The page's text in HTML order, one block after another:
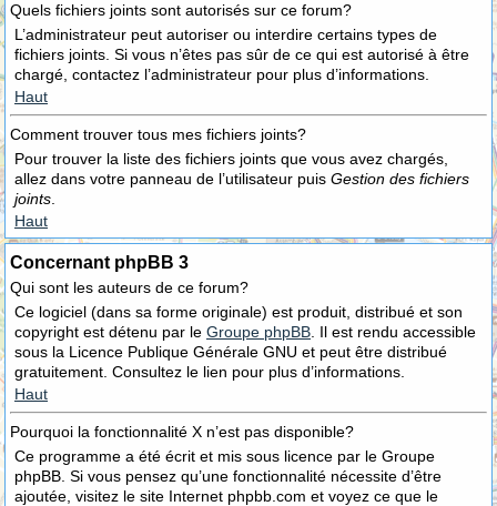
Quels fichiers joints sont autorisés sur ce forum?
L’administrateur peut autoriser ou interdire certains types de
fichiers joints. Si vous n’êtes pas sûr de ce qui est autorisé à être
chargé, contactez l’administrateur pour plus d’informations.
Haut
Comment trouver tous mes fichiers joints?
Pour trouver la liste des fichiers joints que vous avez chargés,
allez dans votre panneau de l’utilisateur puis Gestion des fichiers
joints
Haut
Concernant phpBB 3
Qui sont les auteurs de ce forum?
Ce logiciel (dans sa forme originale) est produit, distribué et son
copyright est détenu par le Groupe phpBB . Il est rendu accessible
sous la Licence Publique Générale GNU et peut être distribué
gratuitement. Consultez le lien pour plus d’informations.
Haut
Pourquoi la fonctionnalité X n’est pas disponible?
Ce programme a été écrit et mis sous licence par le Groupe
phpBB. Si vous pensez qu’une fonctionnalité nécessite d’être
ajoutée, visitez le site Internet phpbb.com et voyez ce que le